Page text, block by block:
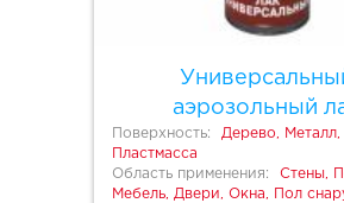
аэрозольный
Поверхность:
Дерево, Металл,
Пластмасса
Область применения:
Стены,
Мебель, Двери, Окна, Пол